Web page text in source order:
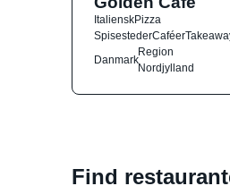
ItalienskPizza
SpisestederCaféer
Danmark
Region
Nordjylland
Find